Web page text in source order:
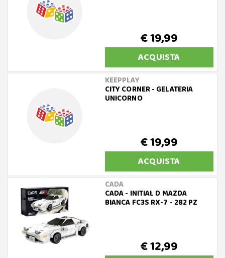
€ 19,99
ACQUISTA
KEEPPLAY
CITY CORNER - GELATERIA
UNICORNO
€ 19,99
ACQUISTA
CADA
CADA - INITIAL D MAZDA
BIANCA FC3S RX-7 - 282 PZ
€ 12,99